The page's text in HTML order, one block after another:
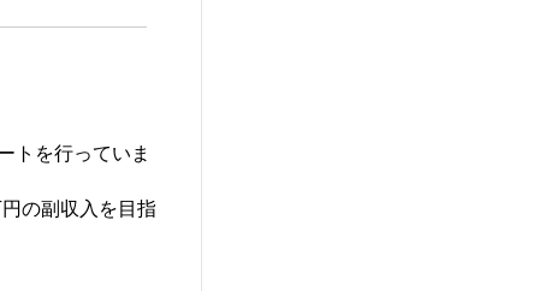
トを行っていま
の副収入を目指